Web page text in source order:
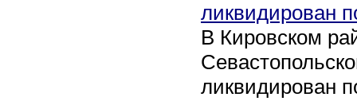
ликвидирован
В Кировском
ликвидирован